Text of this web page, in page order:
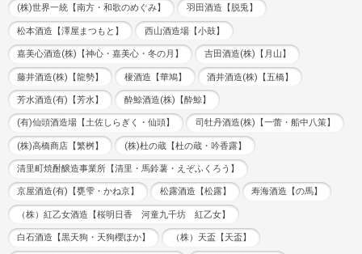
(株)世界一統【南方・和歌のめぐみ】 羽田酒造【脱兎】
松本酒造【澤屋まつもと】 西山酒造場【小鼓】
嘉美心酒造(株)【神心・嘉美心・冬の月】 吉田酒造(株)【月山】
藤井酒造(株)【龍勢】 榎酒造【華鳩】 酒井酒造(株)【五橋】
芳水酒造(有)【芳水】 酔鯨酒造(株)【酔鯨】
(有)仙頭酒造場【土佐しらぎく・仙頭】 司牡丹酒造(株)【一蕾・船中八策】
(株)高橋商店【繁桝】 (株)杜の蔵【杜の蔵・吟香露】
清里町焼酎醸造事業所【清里・馬鈴薯・えぞふくろう】
京屋酒造(有)【甕雫・かね京】 松露酒造【松露】 寿海酒造【の馬】
（株）紅乙女酒造【桜明日香 河童九千坊 紅乙女】
白石酒造【黒天狗・天狗櫻ほか】 （株）天盃【天盃】